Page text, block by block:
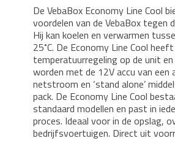
De VebaBox Economy Line Cool
voordelen van de VebaBox tegen
Hij kan koelen en verwarmen
25˚C. De Economy Line Cool heeft
temperatuurregeling op de unit
worden met de 12V accu van een
netstroom en ‘stand alone’
pack. De Economy Line Cool
standaard modellen en past in
proces. Ideaal voor in de opslag,
bedrijfsvoertuigen. Direct uit